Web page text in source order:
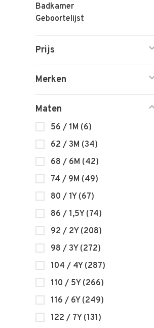
Badkamer
Geboortelijst
Prijs
Merken
Maten
56 / 1M (6)
62 / 3M (34)
68 / 6M (42)
74 / 9M (49)
80 / 1Y (67)
86 / 1,5Y (74)
92 / 2Y (208)
98 / 3Y (272)
104 / 4Y (287)
110 / 5Y (266)
116 / 6Y (249)
122 / 7Y (131)